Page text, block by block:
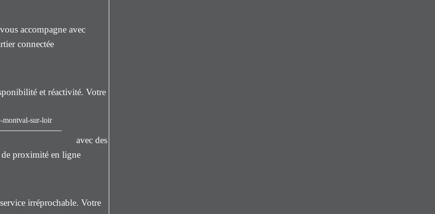
accompagne avec
connectée
et réactivité. Votre
montval-sur-loir
avec des
de proximité en ligne
irréprochable. Votre